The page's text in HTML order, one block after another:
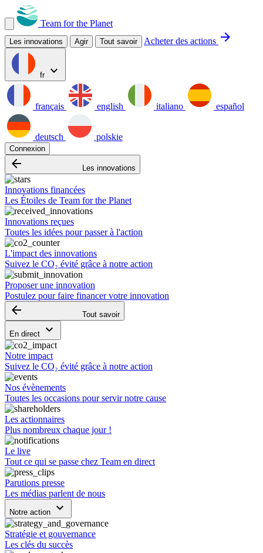
Team for the Planet
Les innovations Agir Tout savoir Acheter des actions arrow_forward
fr expand_more
français english italiano español
deutsch polskie
Connexion
arrow_backward Les innovations
Innovations financées
Les Étoiles de Team for the Planet
Innovations reçues
Toutes les idées pour passer à l'action
L'impact des innovations
Suivez le CO₂ évité grâce à notre action
Proposer une innovation
Postulez pour faire financer votre innovation
arrow_backward Tout savoir
En direct keyboard_arrow_down
Notre impact
Suivez le CO₂ évité grâce à notre action
Nos évènements
Toutes les occasions pour servir notre cause
Les actionnaires
Plus nombreux chaque jour !
Le live
Tout ce qui se passe chez Team en direct
Parutions presse
Les médias parlent de nous
Notre action keyboard_arrow_down
Stratégie et gouvernance
Les clés du succès